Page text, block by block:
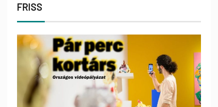
FRISS